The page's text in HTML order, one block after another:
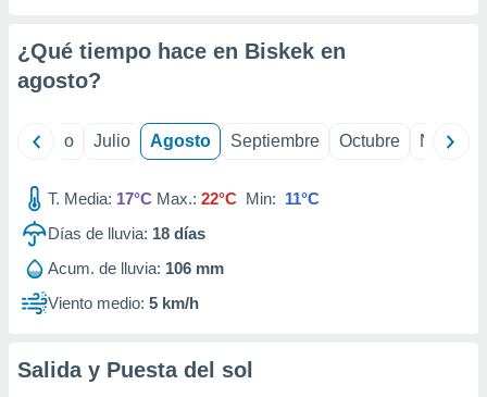
e
mediante
publicidad
publicidad
de
1199
¿Qué tiempo hace en Biskek en
agosto?
Junio Julio Agosto Septiembre Octubre
T. Media: 17°C Max.: 22°C Min: 11°C
Días de lluvia: 18 días
Acum. de lluvia: 106 mm
Viento medio: 5 km/h
Salida y Puesta del sol